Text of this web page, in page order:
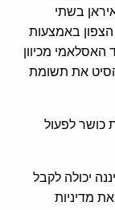
בשתי
באמצעות
מכיוון
את תשומת
כושר לפעול
יכולה לקבל
מדיניות